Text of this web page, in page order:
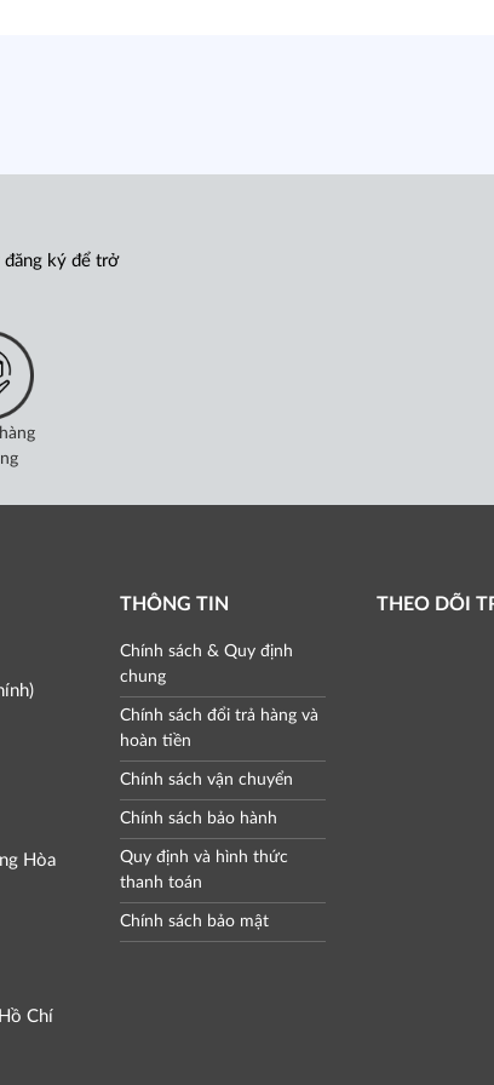
đăng ký để trở
Hòa
Chí
THÔNG TIN
Chính sách & Quy định
chung
Chính sách đổi trả hàng và
hoàn tiền
Chính sách vận chuyển
Chính sách bảo hành
Quy định và hình thức
thanh toán
Chính sách bảo mật
THEO DÕI